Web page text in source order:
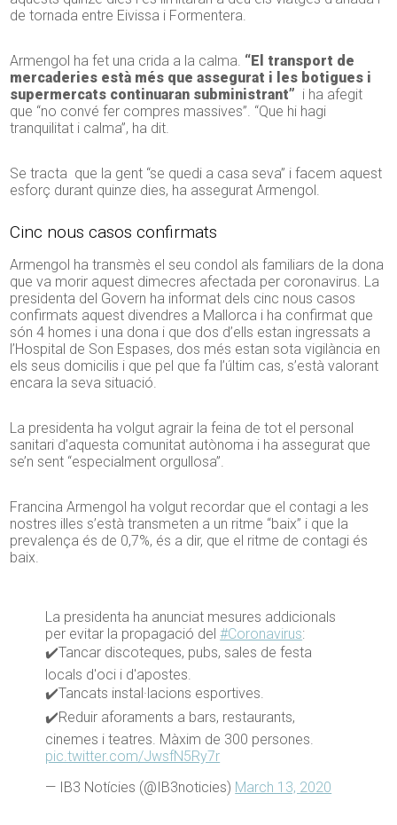
de tornada entre Eivissa i Formentera.
Armengol ha fet una crida a la calma. “El transport de
mercaderies està més que assegurat i les botigues i
supermercats continuaran subministrant” i ha afegit
que “no convé fer compres massives”. “Que hi hagi
tranquilitat i calma”, ha dit.
Se tracta que la gent “se quedi a casa seva” i facem aquest
esforç durant quinze dies, ha assegurat Armengol.
Cinc nous casos confirmats
Armengol ha transmès el seu condol als familiars de la dona
que va morir aquest dimecres afectada per coronavirus. La
presidenta del Govern ha informat dels cinc nous casos
confirmats aquest divendres a Mallorca i ha confirmat que
són 4 homes i una dona i que dos d’ells estan ingressats a
l’Hospital de Son Espases, dos més estan sota vigilància en
els seus domicilis i que pel que fa l’últim cas, s’està valorant
encara la seva situació.
La presidenta ha volgut agrair la feina de tot el personal
sanitari d’aquesta comunitat autònoma i ha assegurat que
se’n sent “especialment orgullosa”.
Francina Armengol ha volgut recordar que el contagi a les
nostres illes s’està transmeten a un ritme “baix” i que la
prevalença és de 0,7%, és a dir, que el ritme de contagi és
baix.
La presidenta ha anunciat mesures addicionals
per evitar la propagació del#Coronavirus:
✔️Tancar discoteques, pubs, sales de festa
locals d'oci i d'apostes.
✔️Tancats instal·lacions esportives.
✔️Reduir aforaments a bars, restaurants,
cinemes i teatres. Màxim de 300 persones.
pic.twitter.com/JwsfN5Ry7r
— IB3 Notícies (@IB3noticies) March 13, 2020